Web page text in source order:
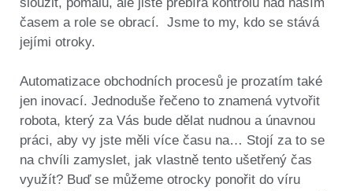
časem a role se obrací. Jsme to my, kdo se stává
jejími otroky.
Automatizace obchodních procesů je prozatím také
jen inovací. Jednoduše řečeno to znamená vytvořit
robota, který za Vás bude dělat nudnou a únavnou
práci, aby vy jste měli více času na… Stojí za to se
na chvíli zamyslet, jak vlastně tento ušetřený čas
využít? Buď se můžeme otrocky ponořit do víru